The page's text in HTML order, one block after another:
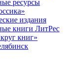
ресурсы
издания
книги ЛитРес
книг»